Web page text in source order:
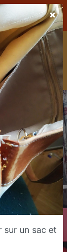
LaCarte sur
Play Store
pour suivre vos
sur un sac et